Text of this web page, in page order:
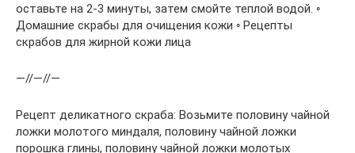
оставьте на 2-3 минуты, затем смойте теплой водой. ◦
Домашние скрабы для очищения кожи ◦ Рецепты
скрабов для жирной кожи лица
—//—//—
Рецепт деликатного скраба: Возьмите половину чайной
ложки молотого миндаля, половину чайной ложки
порошка глины, половину чайной ложки молотых